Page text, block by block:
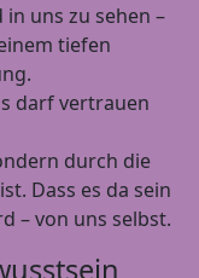
uns zu sehen –
tiefen
darf vertrauen
durch die
Dass es da sein
– von uns selbst.